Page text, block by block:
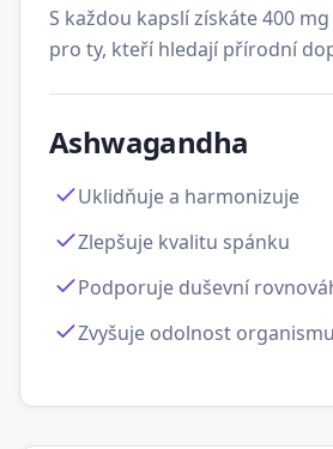
S každou kapslí získáte 400
pro ty, kteří hledají přírodní
Ashwagandha
Uklidňuje a harmonizuje
Zlepšuje kvalitu spánku
Podporuje duševní
Zvyšuje odolnost organismu